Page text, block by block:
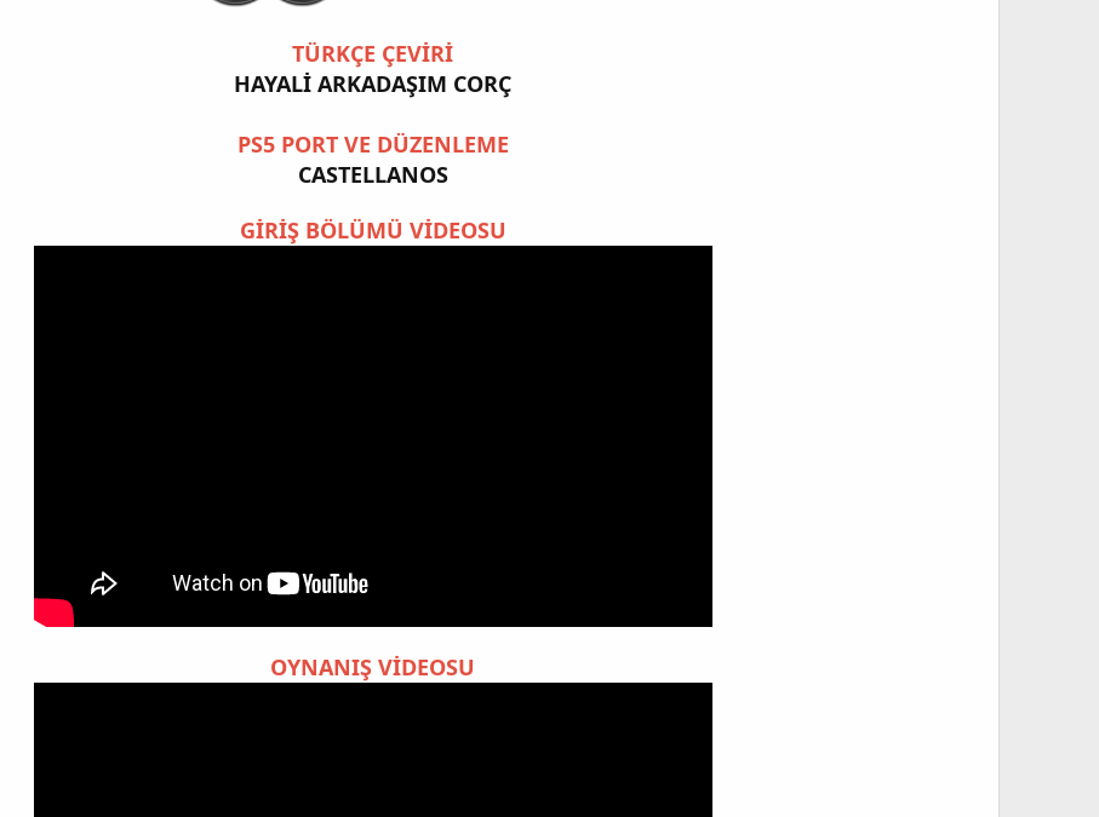
TÜRKÇE ÇEVİRİ
HAYALİ ARKADAŞIM CORÇ
PS5 PORT VE DÜZENLEME
CASTELLANOS
GİRİŞ BÖLÜMÜ VİDEOSU
OYNANIŞ VİDEOSU